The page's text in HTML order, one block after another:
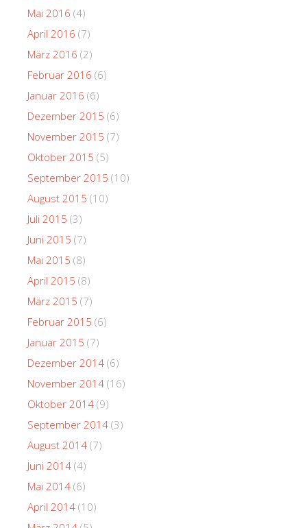
Mai 2016 (4)
April 2016 (7)
März 2016 (2)
Februar 2016 (6)
Januar 2016 (6)
Dezember 2015 (6)
November 2015 (7)
Oktober 2015 (5)
September 2015 (10)
August 2015 (10)
Juli 2015 (3)
Juni 2015 (7)
Mai 2015 (8)
April 2015 (8)
März 2015 (7)
Februar 2015 (6)
Januar 2015 (7)
Dezember 2014 (6)
November 2014 (16)
Oktober 2014 (9)
September 2014 (3)
August 2014 (7)
Juni 2014 (4)
Mai 2014 (6)
April 2014 (10)